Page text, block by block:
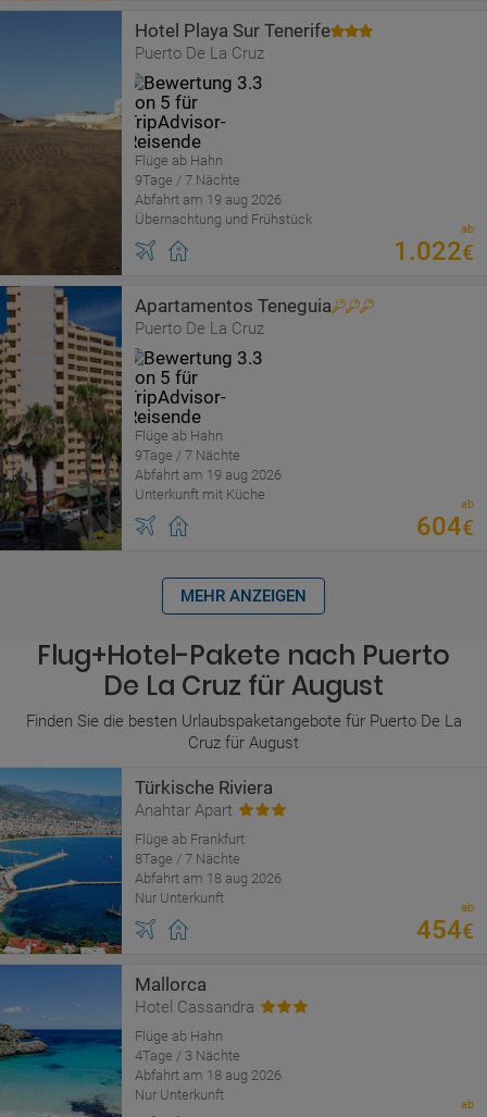
Hotel Playa Sur Tenerife
Puerto De La Cruz
Flüge ab Hahn
9Tage / 7 Nächte
Abfahrt am 19 aug 2026
Übernachtung und Frühstück
ab
1 .022€
Apartamentos Teneguia
Puerto De La Cruz
Flüge ab Hahn
9Tage / 7 Nächte
Abfahrt am 19 aug 2026
Unterkunft mit Küche
ab
604€
MEHR ANZEIGEN
Flug+Hotel-Pakete nach Puerto
De La Cruz für August
Finden Sie die besten Urlaubspaketangebote für Puerto De La
Cruz für August
Türkische Riviera
Anahtar Apart
Flüge ab Frankfurt
8Tage / 7 Nächte
Abfahrt am 18 aug 2026
Nur Unterkunft
ab
454€
Mallorca
Hotel Cassandra
Flüge ab Hahn
4Tage / 3 Nächte
Abfahrt am 18 aug 2026
Nur Unterkunft
ab